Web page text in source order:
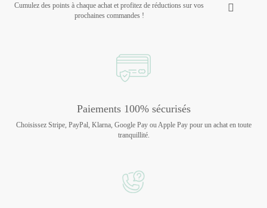
Cumulez des points à chaque achat et profitez de réductions sur vos
prochaines commandes !
Paiements 100% sécurisés
Choisissez Stripe, PayPal, Klarna, Google Pay ou Apple Pay pour un achat en toute
tranquillité.